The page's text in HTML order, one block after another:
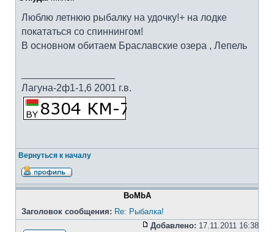
Люблю летнюю рыбалку на удочку!+ на лодке
покататься со спиннингом!
В основном обитаем Браславские озера , Лепель
Лагуна-2ф1-1,6 2001 г.в.
Вернуться к началу
BoMbA
Заголовок сообщения: Re: Рыбалка!
Добавлено: 17.11.2011 16:38